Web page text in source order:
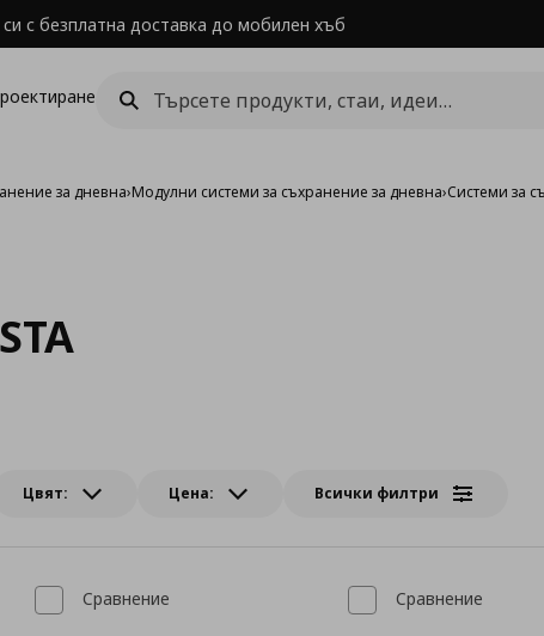
с безплатна доставка до мобилен хъб
за дневна›Модулни системи за съхранение за дневна›Системи за
Цвят: Цена: Всички филтри
Сравнение Сравнение